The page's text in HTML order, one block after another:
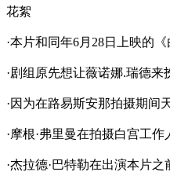
花絮
·本片和同年6月28日上映的
·剧组原先想让薇诺娜.瑞德来
·因为在路易斯安那拍摄期间
·摩根·弗里曼在拍摄白宫工
·杰拉德·巴特勒在出演本片